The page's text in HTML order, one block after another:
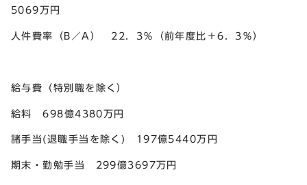
5069万円
人件費率（B／A） 22．3％（前年度比＋6．3％）
給与費（特別職を除く）
給料 698億4380万円
諸手当(退職手当を除く) 197億5440万円
期末・勤勉手当 299億3697万円